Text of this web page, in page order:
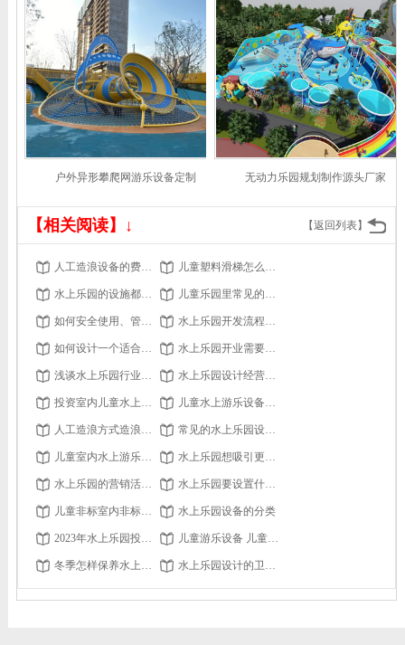
户外异形攀爬网游乐设备定制 无动力乐园规划制作源头厂家
【返回列表】
【相关阅读】↓
人工造浪设备的费用是多少？有哪些因素影响价格？
水上乐园的设施都有什么
如何安全使用、管理水滑梯
水上乐园开业需要办理的证件有哪些
水上乐园设计经营上开拓新思维
常见的水上乐园设施有哪些呢？
儿童室内水上游乐场设计规范有哪些？
水上乐园的营销活动如何提高客流量？ 水上乐园要设置什么样的二次消费才合理？
儿童非标室内非标游乐设备怎么发挥本身优势？ 水上乐园设备的分类
儿童游乐设备 儿童室外游乐设备的存在有价值吗？